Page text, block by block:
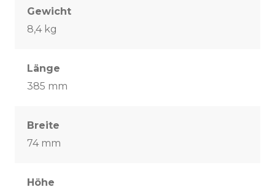
Gewicht
8,4 kg
Länge
385 mm
Breite
74 mm
Höhe